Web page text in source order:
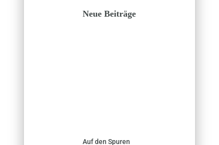
Neue Beiträge
Auf den Spuren